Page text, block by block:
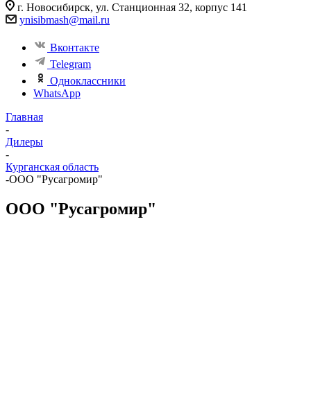
г. Новосибирск, ул. Станционная 32, корпус 141
ynisibmash@mail.ru
Вконтакте
Telegram
Одноклассники
WhatsApp
Главная
-
Дилеры
-
Курганская область
-ООО "Русагромир"
ООО "Русагромир"